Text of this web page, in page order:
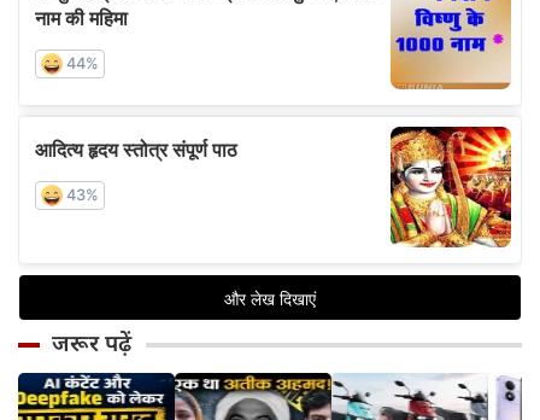
जरूर पढ़ें